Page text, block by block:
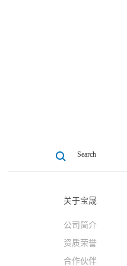
关于宝晟
公司简介
资质荣誉
合作伙伴